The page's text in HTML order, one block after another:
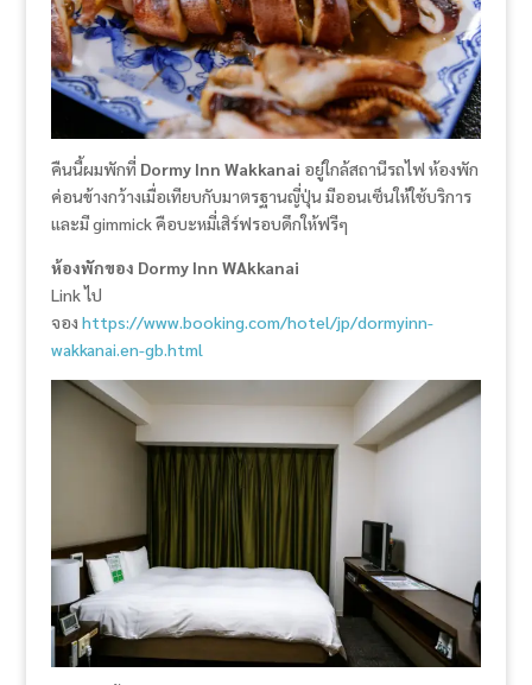
คืนนี้ผมพักที่ Dormy Inn Wakkanai อยู่ใกล้สถานีรถไฟ ห้องพัก
ค่อนข้างกว้างเมื่อเทียบกับมาตรฐานญี่ปุ่น มีออนเซ็นให้ใช้บริการ
และมี gimmick คือบะหมี่เสิร์ฟรอบดึกให้ฟรีๆ
ห้องพักของ Dormy Inn WAkkanai
Link ไป
จอง https://www.booking.com/hotel/jp/dormyinn-
wakkanai.en-gb.html